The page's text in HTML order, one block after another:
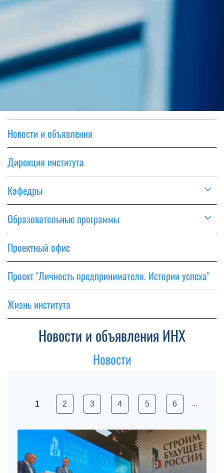
Новости и объявления
Дирекция института
Кафедры
Образовательные программы
Проектный офис
Проект "Личность предпринимателя. Истории успеха"
Жизнь института
Новости и объявления ИНХ
Новости
1 2 3 4 5 6 ...